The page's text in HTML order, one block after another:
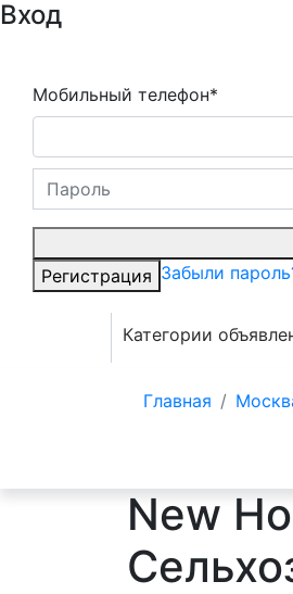
Вход
Мобильный телефон*
Регистрация Забыли
Категории
Главная
New